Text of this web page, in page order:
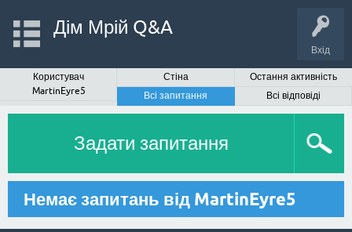
Вхід
Дім Мрій Q&A
Користувач
MartinEyre5
Стіна
Остання активність
Всі запитання
Всі відповіді
Задати запитання
Немає запитань від MartinEyre5